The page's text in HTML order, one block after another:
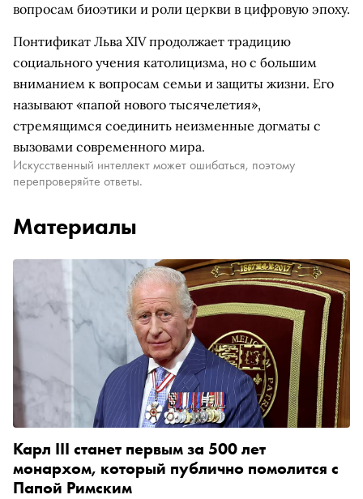
вопросам биоэтики и роли церкви в цифровую эпоху.
Понтификат Льва XIV продолжает традицию
социального учения католицизма, но с большим
вниманием к вопросам семьи и защиты жизни. Его
называют «папой нового тысячелетия»,
стремящимся соединить неизменные догматы с
вызовами современного мира.
Искусственный интеллект может ошибаться, поэтому
перепроверяйте ответы.
Материалы
Карл III станет первым за 500 лет
монархом, который публично помолится с
Папой Римским